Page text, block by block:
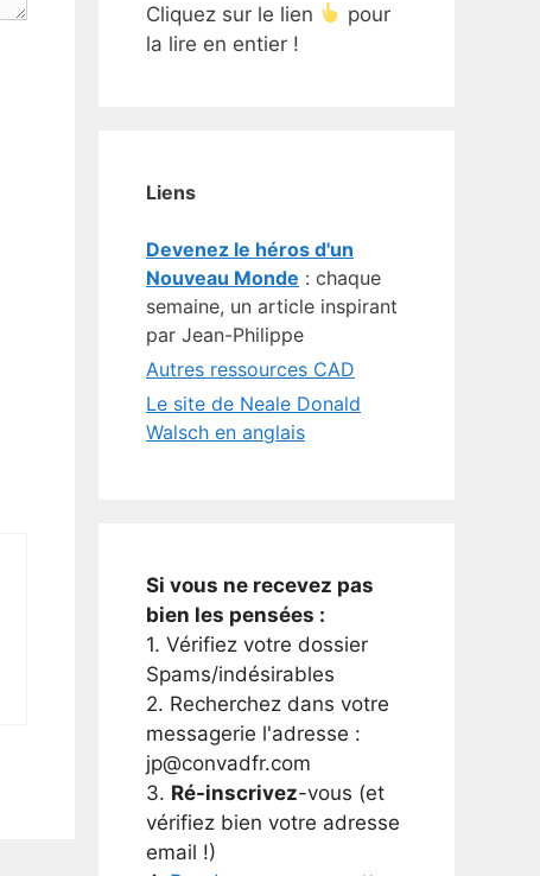
Cliquez sur le lien
pour
la lire en entier !
Liens
Devenez le héros d'un
Nouveau Monde : chaque
semaine, un article inspirant
par Jean-Philippe
Autres ressources CAD
Le site de Neale Donald
Walsch en anglais
Si vous ne recevez pas
bien les pensées :
1. Vérifiez votre dossier
Spams/indésirables
2. Recherchez dans votre
messagerie l'adresse :
jp@convadfr.com
3. Ré-inscrivez-vous (et
vérifiez bien votre adresse
email !)